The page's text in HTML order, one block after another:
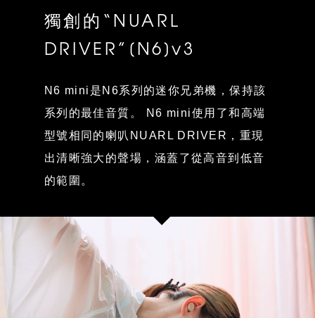
獨創的“NUARL
DRIVER”[N6]v3
N6 mini是N6系列的迷你兄弟機，保持該
系列的最佳音質。 N6 mini使用了和高端
型號相同的喇叭NUARL DRIVER，重現
出清晰強大的聲場，涵蓋了從高音到低音
的範圍。